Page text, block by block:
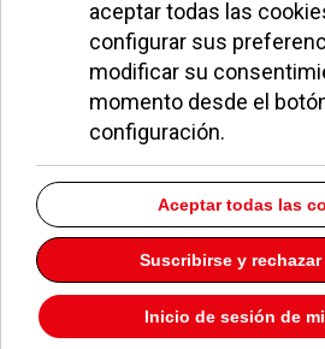
EL AVISPA NO ME GUSTA EN POZUELO